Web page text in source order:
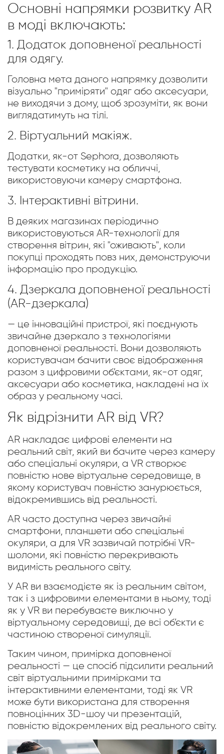
Основні напрямки розвитку AR
в моді включають:
1. Додаток доповненої реальності
для одягу.
Головна мета даного напрямку дозволити
візуально "приміряти" одяг або аксесуари,
не виходячи з дому, щоб зрозуміти, як вони
виглядатимуть на тілі.
2. Віртуальний макіяж.
Додатки, як-от Sephora, дозволяють
тестувати косметику на обличчі,
використовуючи камеру смартфона.
3. Інтерактивні вітрини.
В деяких магазинах періодично
використовуються AR-технології для
створення вітрин, які "оживають", коли
покупці проходять повз них, демонструючи
інформацію про продукцію.
4. Дзеркала доповненої реальності
(AR-дзеркала)
— це інноваційні пристрої, які поєднують
звичайне дзеркало з технологіями
доповненої реальності. Вони дозволяють
користувачам бачити своє відображення
разом з цифровими об’єктами, як-от одяг,
аксесуари або косметика, накладені на їх
образ у реальному часі.
Як відрізнити AR від VR?
AR накладає цифрові елементи на
реальний світ, який ви бачите через камеру
або спеціальні окуляри, а VR створює
повністю нове віртуальне середовище, в
якому користувач повністю занурюється,
відокремившись від реальності.
AR часто доступна через звичайні
смартфони, планшети або спеціальні
окуляри, а для VR зазвичай потрібні VR-
шоломи, які повністю перекривають
видимість реального світу.
У AR ви взаємодієте як із реальним світом,
так і з цифровими елементами в ньому, тоді
як у VR ви перебуваєте виключно у
віртуальному середовищі, де всі об’єкти є
частиною створеної симуляції.
Таким чином, примірка доповненої
реальності — це спосіб підсилити реальний
світ віртуальними примірками та
інтерактивними елементами, тоді як VR
може бути використана для створення
повноцінних 3D-шоу чи презентацій,
повністю відокремлених від реального світу.